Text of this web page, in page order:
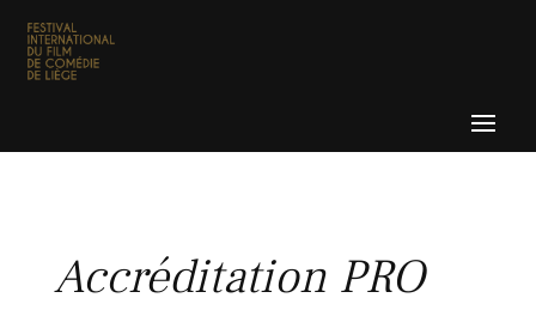
Accréditation PRO